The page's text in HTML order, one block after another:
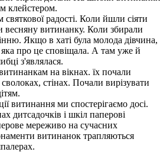
клейстером.
радості. Коли йшли сіяти
весняну витинанку. Коли збирали
Якщо в хаті була молода дівчина,
яка про це сповіщала. А там уже й
з'являлася.
на вікнах. їх почали
стінах. Почали вирізувати
витинання ми спостерігаємо досі.
дитсадочків і шкіл паперові
мереживо на сучасних
витинанок трапляються